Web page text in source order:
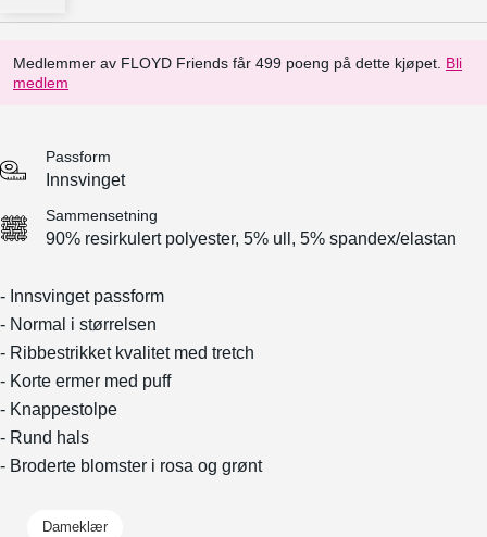
Medlemmer av FLOYD Friends får 499 poeng på dette kjøpet. Bli
medlem
Passform
Innsvinget
Sammensetning
90% resirkulert polyester, 5% ull, 5% spandex/elastan
- Innsvinget passform
- Normal i størrelsen
- Ribbestrikket kvalitet med tretch
- Korte ermer med puff
- Knappestolpe
- Rund hals
- Broderte blomster i rosa og grønt
Dameklær